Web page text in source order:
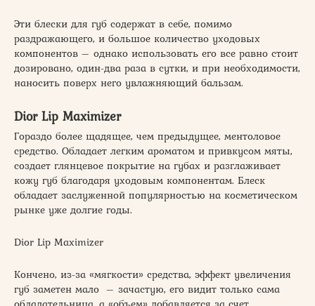
Эти блески для губ содержат в себе, помимо
раздражающего, и большое количество уходовых
компонентов – однако использовать его все равно стоит
дозировано, один-два раза в сутки, и при необходимости,
наносить поверх него увлажняющий бальзам.
Dior Lip Maximizer
Гораздо более щадящее, чем предыдущее, ментоловое
средство. Обладает легким ароматом и привкусом мяты,
создает глянцевое покрытие на губах и разглаживает
кожу губ благодаря уходовым компонентам. Блеск
обладает заслуженной популярностью на косметическом
рынке уже долгие годы.
Dior Lip Maximizer
Кончено, из-за «мягкости» средства, эффект увеличения
губ заметен мало – зачастую, его видит только сама